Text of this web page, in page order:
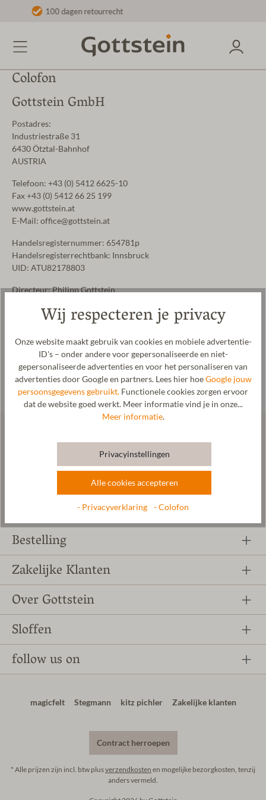
retourrecht
Colofon
Gottstein GmbH
Postadres:
Industriestraße 31
6430 Ötztal-Bahnhof
AUSTRIA
Telefoon: +43 (0) 5412 6625-10
Fax +43 (0) 5412 66 25 199
www.gottstein.at
E-Mail: office@gottstein.at
Handelsregisternummer: 654781p
Handelsregisterrechtbank: Innsbruck
UID: ATU82178803
Directeur: Philipp Gottstein
Bevoegde rechtbank: Innsbruck
Gewerbeordnung: www.ris.bka.gv.at
Bevoegdheid met betrekking tot de ECG (wet op de elektronische
handel) Bezirkshauptmannschaft Imst
Lid van de Kamer van Koophandel van Tirol
Onze nieuwsbrief: Nieuws uit
onze werkplaats.
Bestelling
Zakelijke Klanten
Over Gottstein
Sloffen
follow us on
magicfelt Stegmann kitz pichler Zakelijke klanten
Contract herroepen
* Alle prijzen zijn incl. btw plusverzendkosten en mogelijke bezorgkosten, tenzij
anders vermeld.
Wij respecteren je privacy
Onze website maakt gebruik van cookies en mobiele advertentie-
ID's – onder andere voor gepersonaliseerde en niet-
gepersonaliseerde advertenties en voor het personaliseren van
advertenties door Google en partners. Lees hier hoeGoogle jouw
persoonsgegevens gebruikt. Functionele cookies zorgen ervoor
dat de website goed werkt. Meer informatie vind je in onze...
Meer informatie.
Privacyinstellingen
Alle cookies accepteren
- Privacyverklaring - Colofon